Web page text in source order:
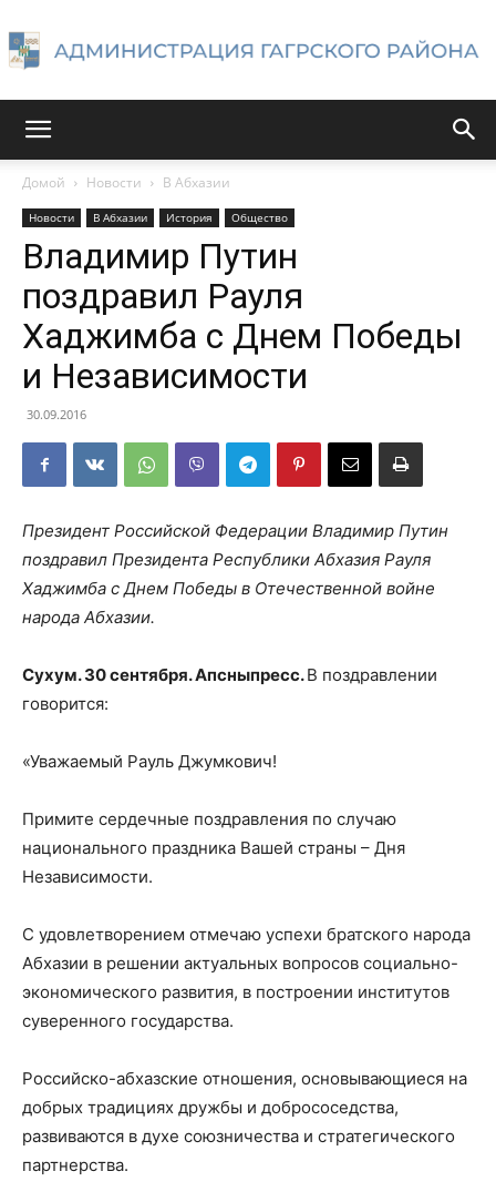
Гагрского
района
Домой Новости В Абхазии
Новости В Абхазии История Общество
Владимир Путин
поздравил Рауля
Хаджимба с Днем Победы
и Независимости
30.09.2016
Президент Российской Федерации Владимир Путин
поздравил Президента Республики Абхазия Рауля
Хаджимба с Днем Победы в Отечественной войне
народа Абхазии.
Сухум. 30 сентября. Апсныпресс.В поздравлении
говорится:
«Уважаемый Рауль Джумкович!
Примите сердечные поздравления по случаю
национального праздника Вашей страны – Дня
Независимости.
С удовлетворением отмечаю успехи братского народа
Абхазии в решении актуальных вопросов социально-
экономического развития, в построении институтов
суверенного государства.
Российско-абхазские отношения, основывающиеся на
добрых традициях дружбы и добрососедства,
развиваются в духе союзничества и стратегического
партнерства.